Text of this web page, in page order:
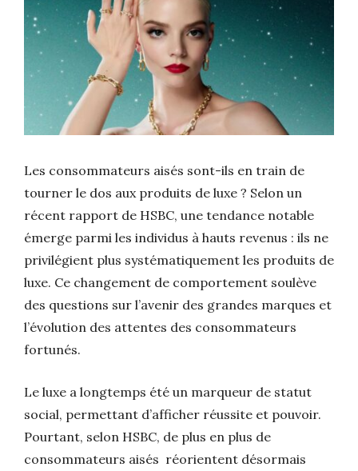
Les consommateurs aisés sont-ils en train de
tourner le dos aux produits de luxe ? Selon un
récent rapport de HSBC, une tendance notable
émerge parmi les individus à hauts revenus : ils ne
privilégient plus systématiquement les produits de
luxe. Ce changement de comportement soulève
des questions sur l’avenir des grandes marques et
l’évolution des attentes des consommateurs
fortunés.
Le luxe a longtemps été un marqueur de statut
social, permettant d’afficher réussite et pouvoir.
Pourtant, selon HSBC, de plus en plus de
consommateurs aisés réorientent désormais